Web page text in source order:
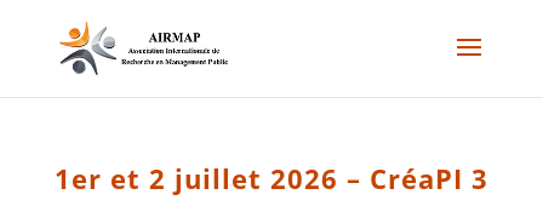
1er et 2 juillet 2026 – CréaPI 3